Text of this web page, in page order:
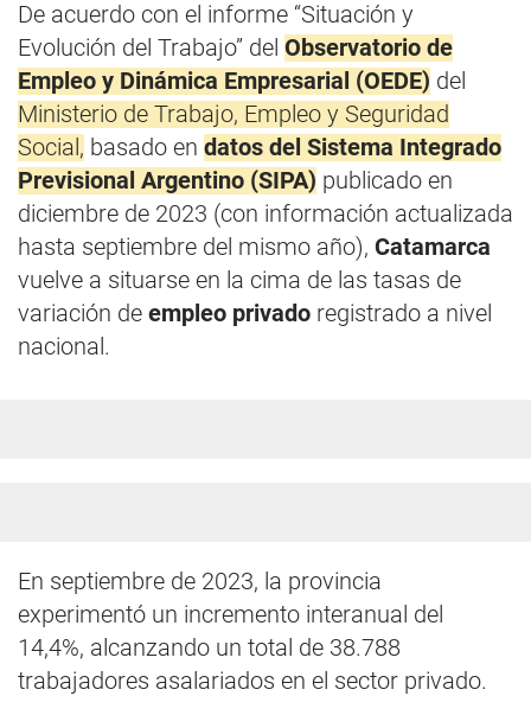
De acuerdo con el informe “Situación y
Evolución del Trabajo” del Observatorio de
Empleo y Dinámica Empresarial (OEDE) del
Ministerio de Trabajo, Empleo y Seguridad
Social, basado en datos del Sistema Integrado
Previsional Argentino (SIPA) publicado en
diciembre de 2023 (con información actualizada
hasta septiembre del mismo año), Catamarca
vuelve a situarse en la cima de las tasas de
variación de empleo privado registrado a nivel
nacional.
En septiembre de 2023, la provincia
experimentó un incremento interanual del
14,4%, alcanzando un total de 38.788
trabajadores asalariados en el sector privado.